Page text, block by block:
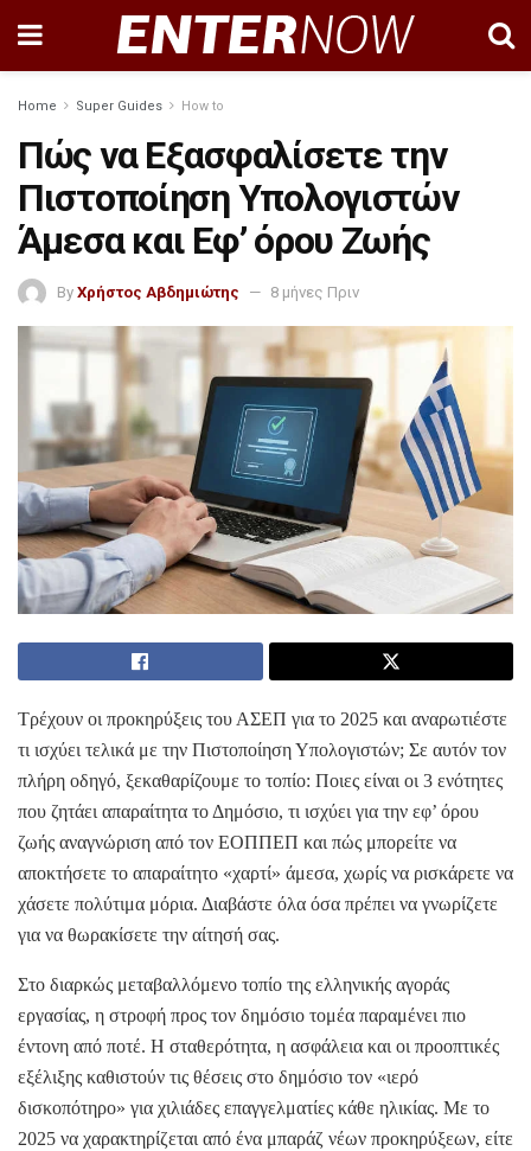
Home Super Guides How to
Πώς να Εξασφαλίσετε την
Πιστοποίηση Υπολογιστών
Άμεσα και Εφ’ όρου Ζωής
By Χρήστος Αβδημιώτης 8 μήνες Πριν
Τρέχουν οι προκηρύξεις του ΑΣΕΠ για το 2025 και αναρωτιέστε
τι ισχύει τελικά με την Πιστοποίηση Υπολογιστών; Σε αυτόν τον
πλήρη οδηγό, ξεκαθαρίζουμε το τοπίο: Ποιες είναι οι 3 ενότητες
που ζητάει απαραίτητα το Δημόσιο, τι ισχύει για την εφ’ όρου
ζωής αναγνώριση από τον ΕΟΠΠΕΠ και πώς μπορείτε να
αποκτήσετε το απαραίτητο «χαρτί» άμεσα, χωρίς να ρισκάρετε να
χάσετε πολύτιμα μόρια. Διαβάστε όλα όσα πρέπει να γνωρίζετε
για να θωρακίσετε την αίτησή σας.
Στο διαρκώς μεταβαλλόμενο τοπίο της ελληνικής αγοράς
εργασίας, η στροφή προς τον δημόσιο τομέα παραμένει πιο
έντονη από ποτέ. Η σταθερότητα, η ασφάλεια και οι προοπτικές
εξέλιξης καθιστούν τις θέσεις στο δημόσιο τον «ιερό
δισκοπότηρο» για χιλιάδες επαγγελματίες κάθε ηλικίας. Με το
2025 να χαρακτηρίζεται από ένα μπαράζ νέων προκηρύξεων, είτε